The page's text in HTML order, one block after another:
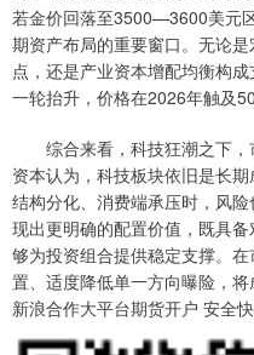
若金价回落至3500—3600美元
期资产布局的重要窗口。无论
点，还是产业资本增配均衡构
一轮抬升，价格在2026年触及
综合来看，科技狂潮之下，
资本认为，科技板块依旧是长
结构分化、消费端承压时，风
现出更明确的配置价值，既具
够为投资组合提供稳定支撑。
置、适度降低单一方向曝险，将
新浪合作大平台期货开户 安全